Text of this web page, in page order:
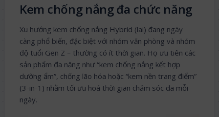
Kem chống nắng đa chức năng
Xu hướng kem chống nắng Hybrid (lai) đang ngày
càng phổ biến, đặc biệt với nhóm văn phòng và nhóm
độ tuổi Gen Z – thường có ít thời gian. Họ ưu tiên các
sản phẩm đa năng như “kem chống nắng kết hợp
dưỡng ẩm”, chống lão hóa hoặc “kem nền trang điểm”
(3-in-1) nhằm tối ưu hoá thời gian chăm sóc da mỗi
ngày.